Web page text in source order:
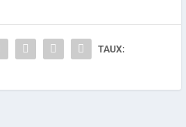
TAUX: